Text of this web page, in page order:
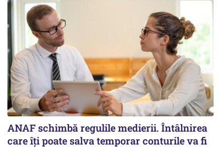
ANAF schimbă regulile medierii. Întâlnirea
care îți poate salva temporar conturile va fi